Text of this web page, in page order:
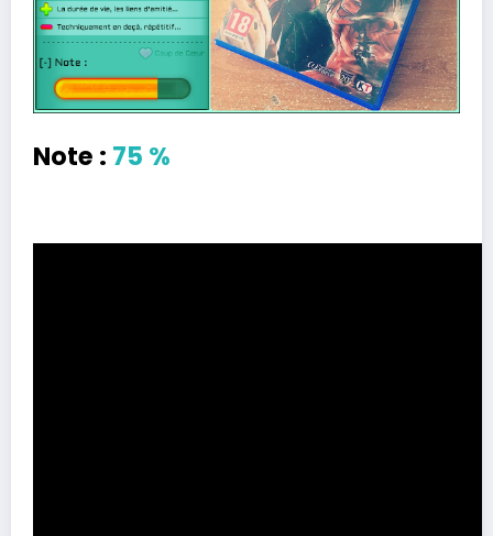
Note : 75 %